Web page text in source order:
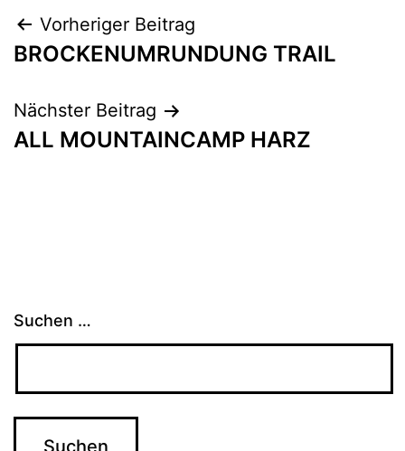
Beitragsnavigation
Vorheriger Beitrag
BROCKENUMRUNDUNG TRAIL
Nächster Beitrag
ALL MOUNTAINCAMP HARZ
Suchen …